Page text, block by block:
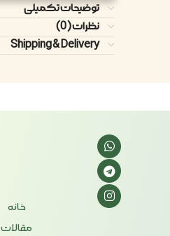
توضیحات تکمیلی
نظرات (0)
Shipping & Delivery
خانه
مقالات